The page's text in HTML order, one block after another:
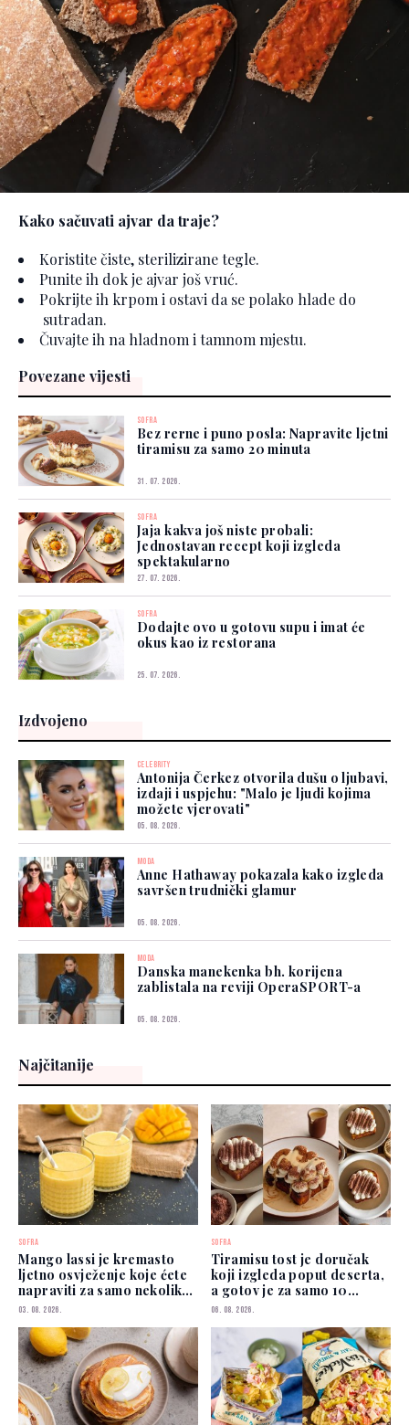
Kako sačuvati ajvar da traje?
Koristite čiste, sterilizirane tegle.
Punite ih dok je ajvar još vruć.
Pokrijte ih krpom i ostavi da se polako hlade do
sutradan.
Čuvajte ih na hladnom i tamnom mjestu.
Povezane vijesti
SOFRA
Bez rerne i puno posla: Napravite ljetni
tiramisu za samo 20 minuta
31. 07. 2026.
SOFRA
Jaja kakva još niste probali:
Jednostavan recept koji izgleda
spektakularno
27. 07. 2026.
SOFRA
Dodajte ovo u gotovu supu i imat će
okus kao iz restorana
25. 07. 2026.
Izdvojeno
CELEBRITY
Antonija Čerkez otvorila dušu o ljubavi,
izdaji i uspjehu: "Malo je ljudi kojima
možete vjerovati"
05. 08. 2026.
MODA
Anne Hathaway pokazala kako izgleda
savršen trudnički glamur
05. 08. 2026.
MODA
Danska manekenka bh. korijena
zablistala na reviji OperaSPORT-a
05. 08. 2026.
Najčitanije
SOFRA
Mango lassi je kremasto
ljetno osvježenje koje ćete
napraviti za samo nekoliko
minuta
03. 08. 2026.
SOFRA
Tiramisu tost je doručak
koji izgleda poput deserta,
a gotov je za samo 10
minuta
06. 08. 2026.